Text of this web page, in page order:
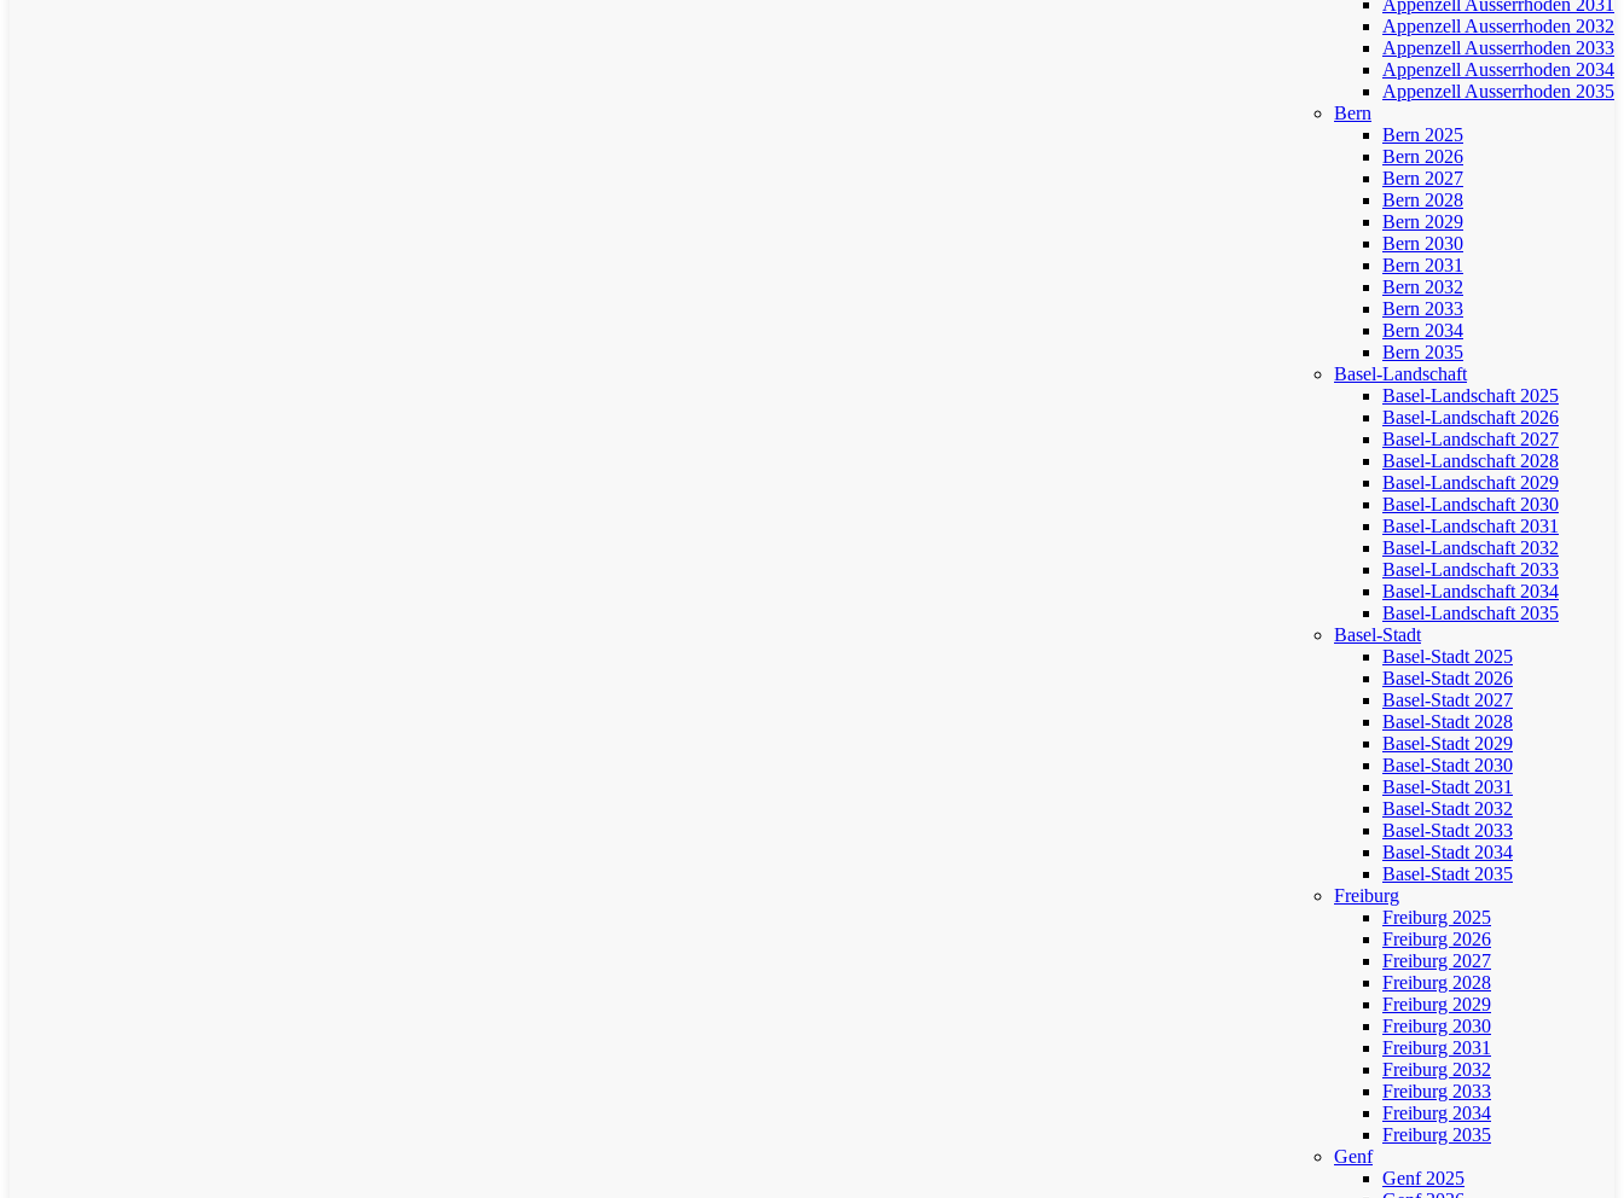
Appenzell Ausserrhoden 2031
Appenzell Ausserrhoden 2032
Appenzell Ausserrhoden 2033
Appenzell Ausserrhoden 2034
Appenzell Ausserrhoden 2035
Bern
Bern 2025
Bern 2026
Bern 2027
Bern 2028
Bern 2029
Bern 2030
Bern 2031
Bern 2032
Bern 2033
Bern 2034
Bern 2035
Basel-Landschaft
Basel-Landschaft 2025
Basel-Landschaft 2026
Basel-Landschaft 2027
Basel-Landschaft 2028
Basel-Landschaft 2029
Basel-Landschaft 2030
Basel-Landschaft 2031
Basel-Landschaft 2032
Basel-Landschaft 2033
Basel-Landschaft 2034
Basel-Landschaft 2035
Basel-Stadt
Basel-Stadt 2025
Basel-Stadt 2026
Basel-Stadt 2027
Basel-Stadt 2028
Basel-Stadt 2029
Basel-Stadt 2030
Basel-Stadt 2031
Basel-Stadt 2032
Basel-Stadt 2033
Basel-Stadt 2034
Basel-Stadt 2035
Freiburg
Freiburg 2025
Freiburg 2026
Freiburg 2027
Freiburg 2028
Freiburg 2029
Freiburg 2030
Freiburg 2031
Freiburg 2032
Freiburg 2033
Freiburg 2034
Freiburg 2035
Genf
Genf 2025